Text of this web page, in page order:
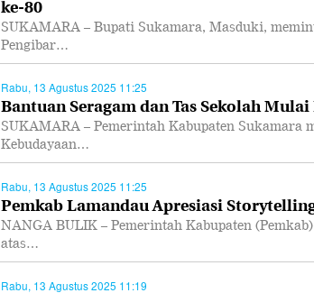
ke-80
SUKAMARA – Bupati Sukamara, Masduki,
Pengibar…
Rabu, 13 Agustus 2025 11:25
Bantuan Seragam dan Tas Sekolah
SUKAMARA – Pemerintah Kabupaten Sukamara
Kebudayaan…
Rabu, 13 Agustus 2025 11:25
Pemkab Lamandau Apresiasi
NANGA BULIK – Pemerintah Kabupaten
atas…
Rabu, 13 Agustus 2025 11:19